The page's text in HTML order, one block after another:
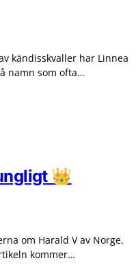
kändisskvaller har Linnea
namn som ofta…
👑
om Harald V av Norge,
kommer…